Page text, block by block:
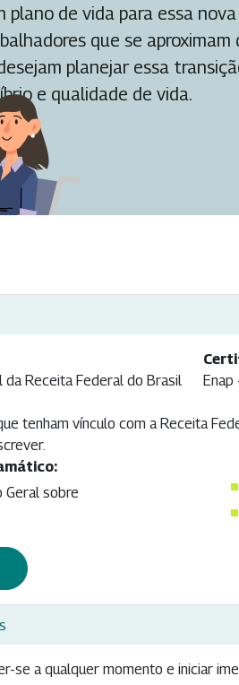
plano de vida para essa
que se aproximam
planejar essa
e qualidade de vida.
da Receita Federal do Brasil
tenham vínculo com a Receita
Geral sobre
se a qualquer momento e iniciar